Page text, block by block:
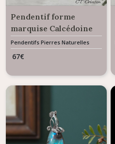
Pendentif forme
marquise Calcédoine
du désert 46 carats
Pendentifs Pierres Naturelles
Gemme
67€